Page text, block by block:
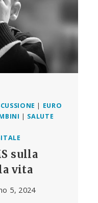
| EURO
| SALUTE
sulla
vita
5, 2024